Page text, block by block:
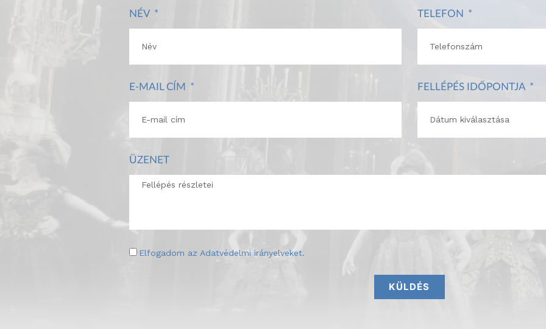
NÉV TELEFON
E-MAIL CÍM FELLÉPÉS IDŐPONTJA
ÜZENET
Elfogadom az Adatvédelmi irányelveket.
KÜLDÉS